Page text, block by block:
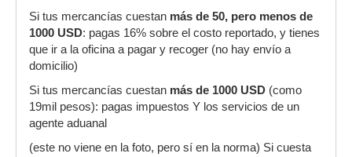
Si tus mercancías cuestan más de 50, pero menos de
1000 USD: pagas 16% sobre el costo reportado, y tienes
que ir a la oficina a pagar y recoger (no hay envío a
domicilio)
Si tus mercancías cuestan más de 1000 USD (como
19mil pesos): pagas impuestos Y los servicios de un
agente aduanal
(este no viene en la foto, pero sí en la norma) Si cuesta